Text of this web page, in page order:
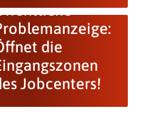
die
Jobcenters!